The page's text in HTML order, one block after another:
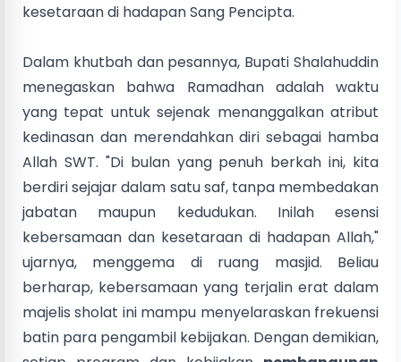
kesetaraan di hadapan Sang Pencipta.
Dalam khutbah dan pesannya, Bupati Shalahuddin
menegaskan bahwa Ramadhan adalah waktu
yang tepat untuk sejenak menanggalkan atribut
kedinasan dan merendahkan diri sebagai hamba
Allah SWT. "Di bulan yang penuh berkah ini, kita
berdiri sejajar dalam satu saf, tanpa membedakan
jabatan maupun kedudukan. Inilah esensi
kebersamaan dan kesetaraan di hadapan Allah,"
ujarnya, menggema di ruang masjid. Beliau
berharap, kebersamaan yang terjalin erat dalam
majelis sholat ini mampu menyelaraskan frekuensi
batin para pengambil kebijakan. Dengan demikian,